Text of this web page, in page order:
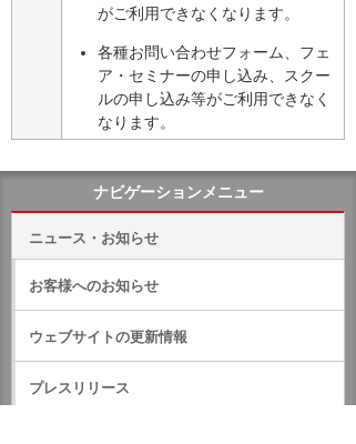
がご利用できなくなります。
各種お問い合わせフォーム、フェ
ア・セミナーの申し込み、スクー
ルの申し込み等がご利用できなく
なります。
ナビゲーションメニュー
ニュース・お知らせ
お客様へのお知らせ
ウェブサイトの更新情報
プレスリリース